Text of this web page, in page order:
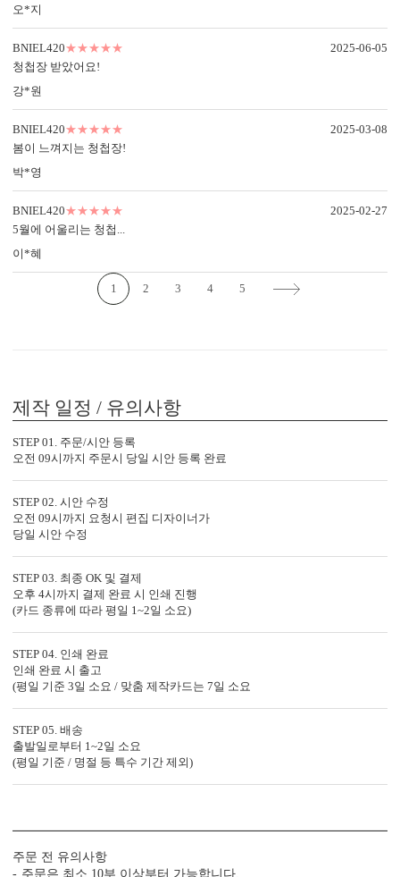
OFFSET PRINTING
카드 봉투
청첩장 리본 클로버+엽서
편리함 더하기
빠른 제작 서비스
수작업 서비스 수신인 주소 인쇄
오*지
BNIEL420★★★★★
청첩장 받았어요!
강*원
2025-06-05
BNIEL420★★★★★
봄이 느껴지는 청첩장!
박*영
2025-03-08
BNIEL420★★★★★
5월에 어울리는 청첩...
이*혜
2025-02-27
1 2 3 4 5
제작 일정 / 유의사항
STEP 01. 주문/시안 등록
오전 09시까지 주문시 당일 시안 등록 완료
STEP 02. 시안 수정
오전 09시까지 요청시 편집 디자이너가
당일 시안 수정
STEP 03. 최종 OK 및 결제
오후 4시까지 결제 완료 시 인쇄 진행
(카드 종류에 따라 평일 1~2일 소요)
STEP 04. 인쇄 완료
인쇄 완료 시 출고
(평일 기준 3일 소요 / 맞춤 제작카드는 7일 소요
STEP 05. 배송
출발일로부터 1~2일 소요
(평일 기준 / 명절 등 특수 기간 제외)
주문 전 유의사항
주문은 최소 10부 이상부터 가능합니다.